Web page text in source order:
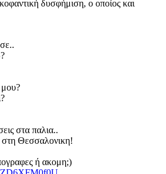
δυσφήμιση, ο οποίος και
μου?
στα παλια..
στη Θεσσαλονικη!
ή ακομη;)